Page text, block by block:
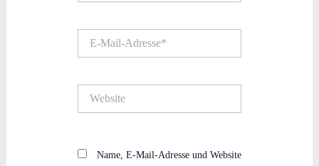
Mail-
Name, E-Mail-Adresse und Website